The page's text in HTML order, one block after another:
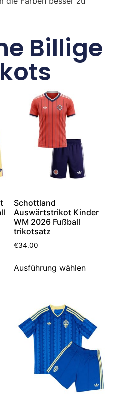
Billige
Schottland
Auswärtstrikot Kinder
WM 2026 Fußball
trikotsatz
€34.00
Ausführung wählen